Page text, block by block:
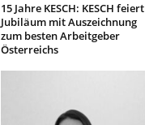
15 Jahre KESCH: KESCH feiert
Jubiläum mit Auszeichnung
zum besten Arbeitgeber
Österreichs